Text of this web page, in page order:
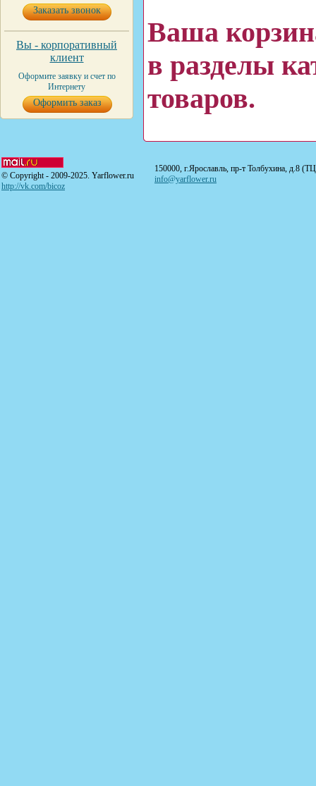
Заказать звонок
Вы - корпоративный
клиент
Оформите заявку и счет по
Интернету
Оформить заказ
Ваша
в разделы
товаров.
© Copyright - 2009-2025. Yarflower.ru
http://vk.com/bicoz
150000, г.Ярославль, пр-т Толбухина, д.8
info@yarflower.ru